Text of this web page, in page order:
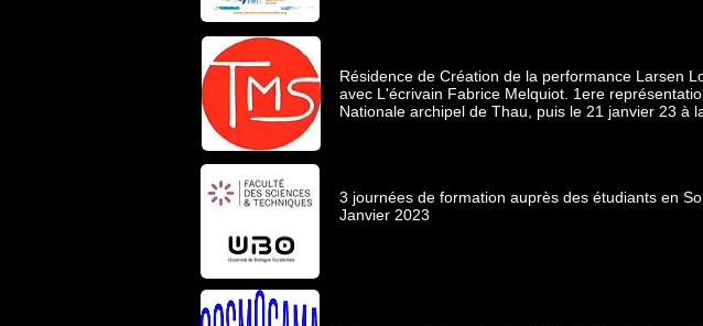
Résidence de Création de la performance Larsen
avec L'écrivain Fabrice Melquiot. 1ere
Nationale archipel de Thau, puis le 21 janvier 23 à
3 journées de formation auprès des étudiants en
Janvier 2023